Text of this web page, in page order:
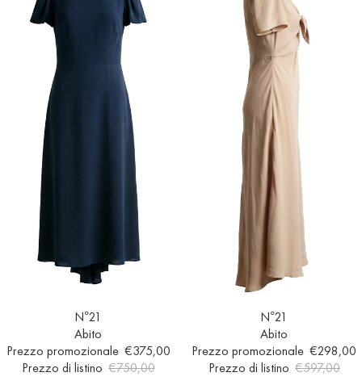
N°21
Abito
Prezzo promozionale €375,00
Prezzo di listino €750,00
N°21
Abito
Prezzo promozionale €298,00
Prezzo di listino €597,00